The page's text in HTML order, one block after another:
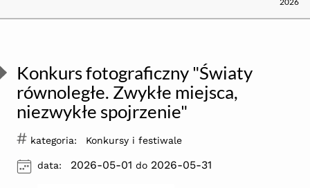
Konkurs fotograficzny "Światy
równoległe. Zwykłe miejsca,
niezwykłe spojrzenie"
# kategoria: Konkursy i festiwale
ikona
data: 2026-05-01 do 2026-05-31